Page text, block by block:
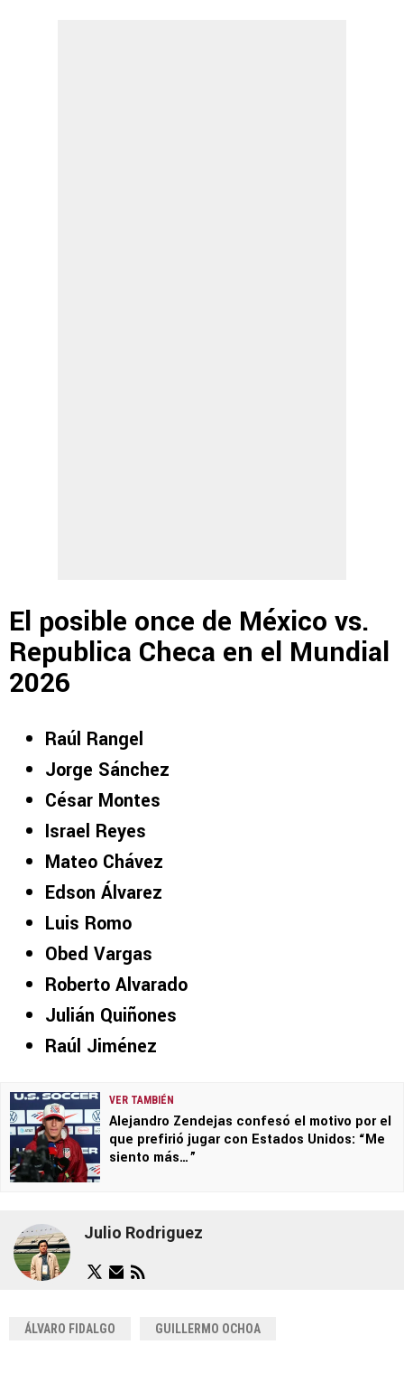
El posible once de México vs.
Republica Checa en el Mundial
2026
Raúl Rangel
Jorge Sánchez
César Montes
Israel Reyes
Mateo Chávez
Edson Álvarez
Luis Romo
Obed Vargas
Roberto Alvarado
Julián Quiñones
Raúl Jiménez
VER TAMBIÉN
Alejandro Zendejas confesó el motivo por el
que prefirió jugar con Estados Unidos: “Me
siento más…”
Julio Rodriguez
ÁLVARO FIDALGO GUILLERMO OCHOA